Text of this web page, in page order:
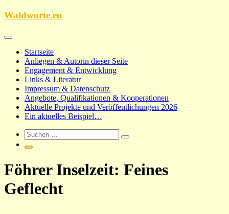
Zum
Waldworte.eu
Startseite
Anliegen & Autorin dieser Seite
Engagement & Entwicklung
Links & Literatur
Impressum & Datenschutz
Angebote, Qualifikationen & Kooperationen
Aktuelle Projekte und Veröffentlichungen 2026
Ein aktuelles Beispiel…
Föhrer Inselzeit: Feines
Geflecht